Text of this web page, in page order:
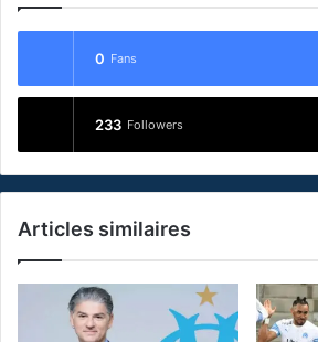
0 Fans
233 Followers
Articles similaires